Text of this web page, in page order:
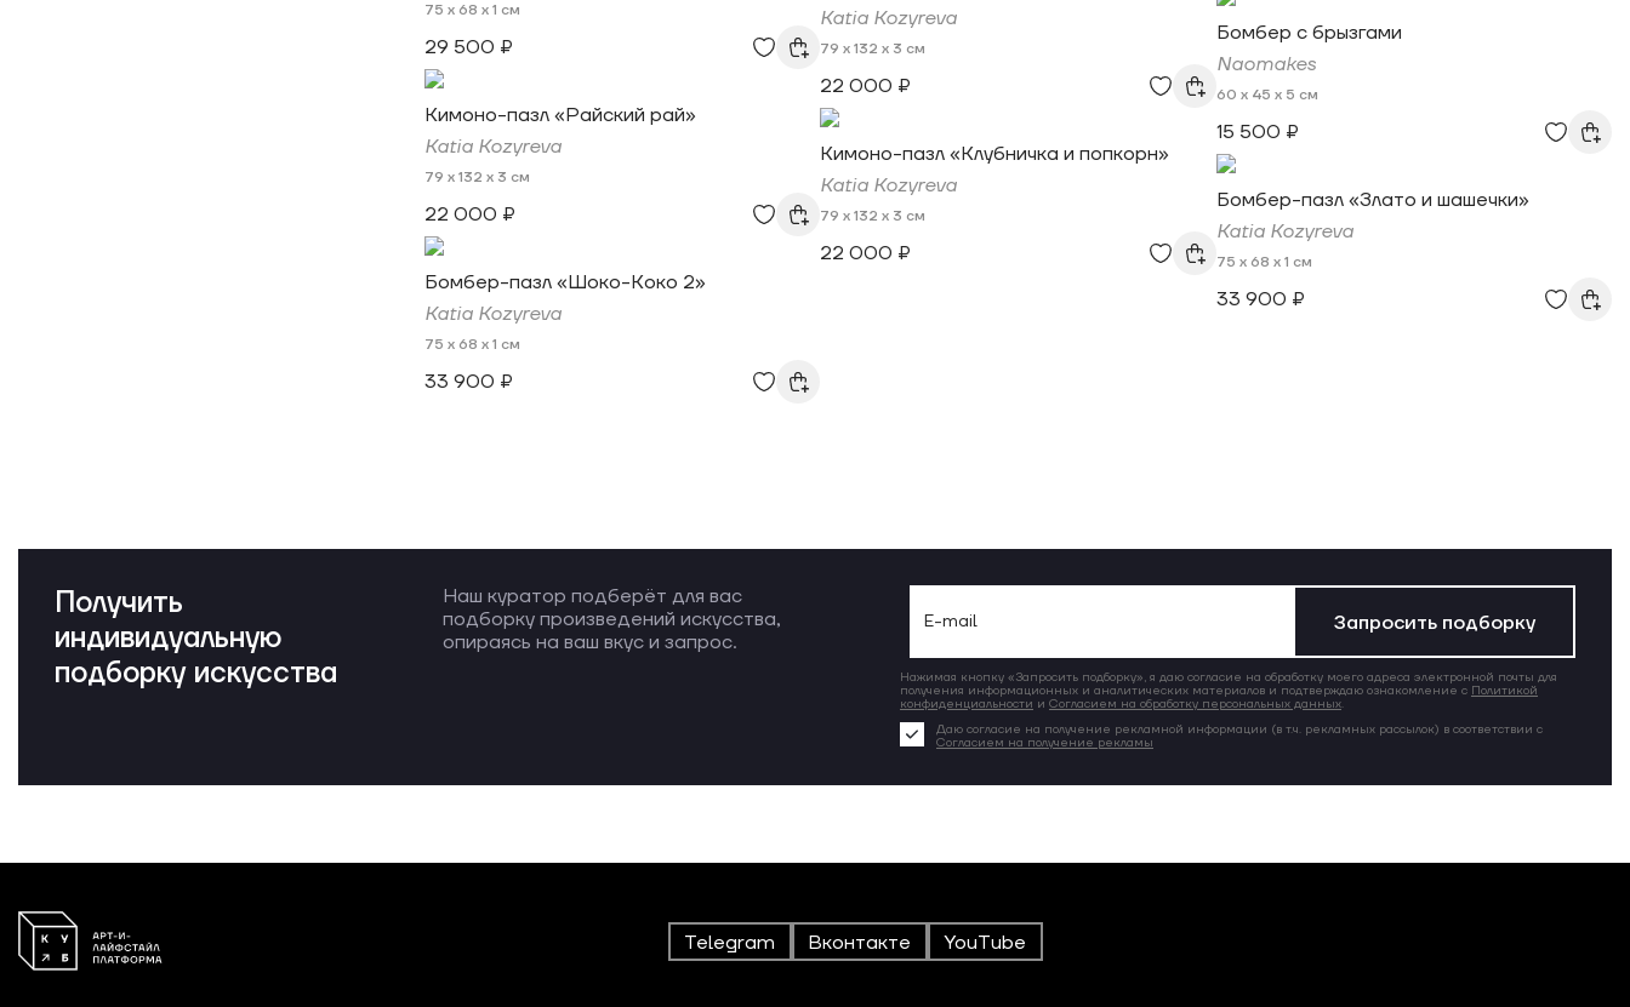
75 x 68 x 1 см
29 500 ₽
Кимоно-пазл «Райский рай»
Katia Kozyreva
79 x 132 x 3 см
22 000 ₽
Бомбер-пазл «Шоко-Коко 2»
Katia Kozyreva
75 x 68 x 1 см
33 900 ₽
Katia Kozyreva
79 x 132 x 3 см
22 000 ₽
Кимоно-пазл «Клубничка и попкорн»
Katia Kozyreva
79 x 132 x 3 см
22 000 ₽
Бомбер с брызгами
Naomakes
60 x 45 x 5 см
15 500 ₽
Бомбер-пазл «Злато и шашечки»
Katia Kozyreva
75 x 68 x 1 см
33 900 ₽
Получить
индивидуальную
подборку искусства
Наш куратор подберёт для вас
подборку произведений искусства,
опираясь на ваш вкус и запрос.
Запросить подборку
Нажимая кнопку «Запросить подборку», я даю согласие на обработку моего адреса электронной почты для
получения информационных и аналитических материалов и подтверждаю ознакомление с Политикой
конфиденциальности и Согласием на обработку персональных данных.
Даю согласие на получение рекламной информации (в т.ч. рекламных рассылок) в соответствии с
Согласием на получение рекламы
Telegram Вконтакте YouTube